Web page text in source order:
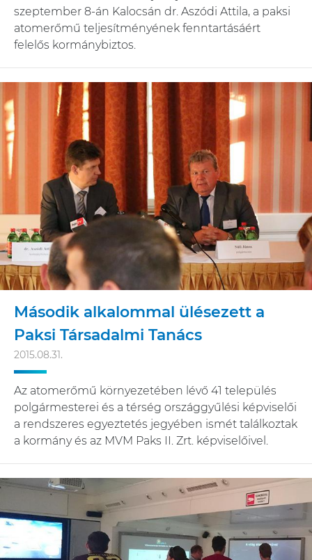
szeptember 8-án Kalocsán dr. Aszódi Attila, a paksi
atomerőmű teljesítményének fenntartásáért
felelős kormánybiztos.
Második alkalommal ülésezett a
Paksi Társadalmi Tanács
2015.08.31.
Az atomerőmű környezetében lévő 41 település
polgármesterei és a térség országgyűlési képviselői
a rendszeres egyeztetés jegyében ismét találkoztak
a kormány és az MVM Paks II. Zrt. képviselőivel.